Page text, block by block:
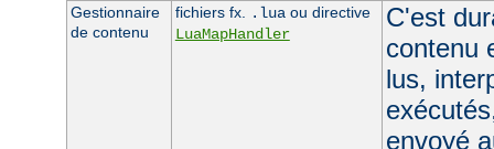
Gestionnaire
de contenu
fichiers fx. .lua ou directive
LuaMapHandler
C'est
contenu
lus,
envoyé